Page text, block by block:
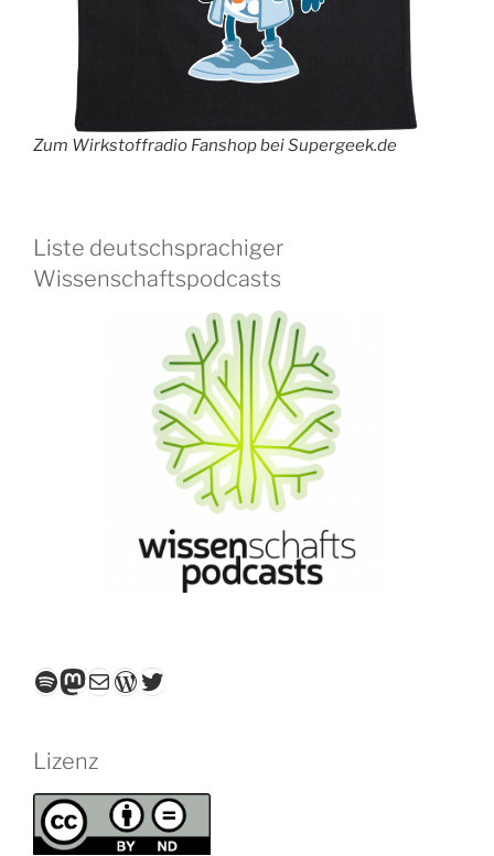
Zum Wirkstoffradio Fanshop bei Supergeek.de
Liste deutschsprachiger
Wissenschaftspodcasts
Spotify
Mastodon
E-MailWordPress
Twitter
Lizenz